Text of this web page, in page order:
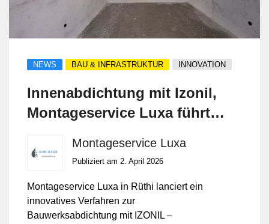
NEWS BAU & INFRASTRUKTUR INNOVATION
Innenabdichtung mit Izonil,
Montageservice Luxa führt
Montageservice Luxa
Publiziert am 2. April 2026
Montageservice Luxa in Rüthi lanciert ein
innovatives Verfahren zur
Bauwerksabdichtung mit IZONIL –